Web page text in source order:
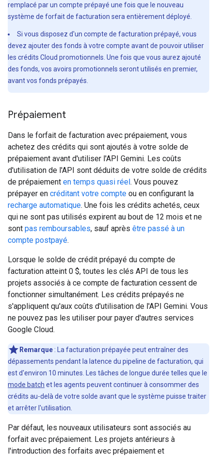
remplacé par un compte prépayé une fois que le nouveau
système de forfait de facturation sera entièrement déployé.
Si vous disposez d'un compte de facturation prépayé, vous
devez ajouter des fonds à votre compte avant de pouvoir utiliser
les crédits Cloud promotionnels. Une fois que vous aurez ajouté
des fonds, vos avoirs promotionnels seront utilisés en premier,
avant vos fonds prépayés.
Prépaiement
Dans le forfait de facturation avec prépaiement, vous
achetez des crédits qui sont ajoutés à votre solde de
prépaiement avant d'utiliser l'API Gemini. Les coûts
d'utilisation de l'API sont déduits de votre solde de crédits
de prépaiement en temps quasi réel. Vous pouvez
prépayer en créditant votre compte ou en configurant la
recharge automatique. Une fois les crédits achetés, ceux
qui ne sont pas utilisés expirent au bout de 12 mois et ne
sont pas remboursables, sauf après être passé à un
compte postpayé.
Lorsque le solde de crédit prépayé du compte de
facturation atteint 0 $, toutes les clés API de tous les
projets associés à ce compte de facturation cessent de
fonctionner simultanément. Les crédits prépayés ne
s'appliquent qu'aux coûts d'utilisation de l'API Gemini. Vous
ne pouvez pas les utiliser pour payer d'autres services
Google Cloud.
Remarque : La facturation prépayée peut entraîner des
dépassements pendant la latence du pipeline de facturation, qui
est d'environ 10 minutes. Les tâches de longue durée telles que le
mode batch et les agents peuvent continuer à consommer des
crédits au-delà de votre solde avant que le système puisse traiter
et arrêter l'utilisation.
Par défaut, les nouveaux utilisateurs sont associés au
forfait avec prépaiement. Les projets antérieurs à
l'introduction des forfaits avec prépaiement et